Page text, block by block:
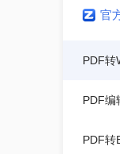
官
PDF转
PDF编
PDF转